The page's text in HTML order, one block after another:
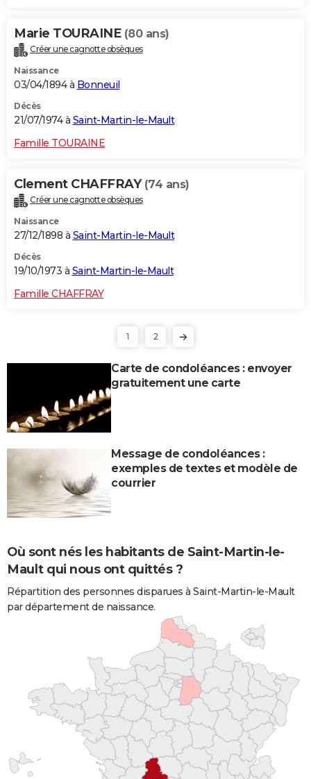
Marie TOURAINE (80 ans)
Créer une cagnotte obsèques
Naissance
03/04/1894 à Bonneuil
Décès
21/07/1974 à Saint-Martin-le-Mault
Famille TOURAINE
Clement CHAFFRAY (74 ans)
Créer une cagnotte obsèques
Naissance
27/12/1898 à Saint-Martin-le-Mault
Décès
19/10/1973 à Saint-Martin-le-Mault
Famille CHAFFRAY
1 2
Carte de condoléances : envoyer
gratuitement une carte
Message de condoléances :
exemples de textes et modèle de
courrier
Où sont nés les habitants de Saint-Martin-le-
Mault qui nous ont quittés ?
Répartition des personnes disparues à Saint-Martin-le-Mault
par département de naissance.